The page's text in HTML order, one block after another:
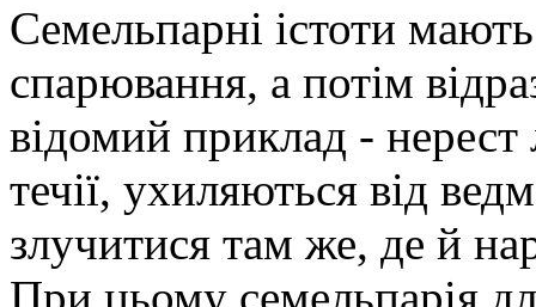
Семельпарні істоти
спарювання, а потім
відомий приклад -
течії, ухиляються від
злучитися там же, де й
При цьому семельпарія